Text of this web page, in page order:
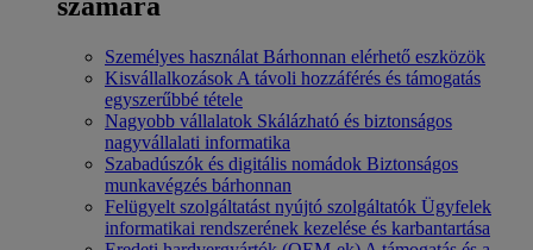
Személyes használat Bárhonnan elérhető eszközök
Kisvállalkozások A távoli hozzáférés és támogatás
egyszerűbbé tétele
Nagyobb vállalatok Skálázható és biztonságos
nagyvállalati informatika
Szabadúszók és digitális nomádok Biztonságos
munkavégzés bárhonnan
Felügyelt szolgáltatást nyújtó szolgáltatók Ügyfelek
informatikai rendszerének kezelése és karbantartása